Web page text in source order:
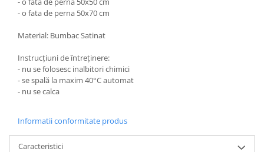
- o fata de perna 50x70 cm
Material: Bumbac Satinat
Instrucțiuni de întreținere:
- nu se folosesc inalbitori chimici
- se spală la maxim 40°C automat
- nu se calca
Informatii conformitate produs
Caracteristici